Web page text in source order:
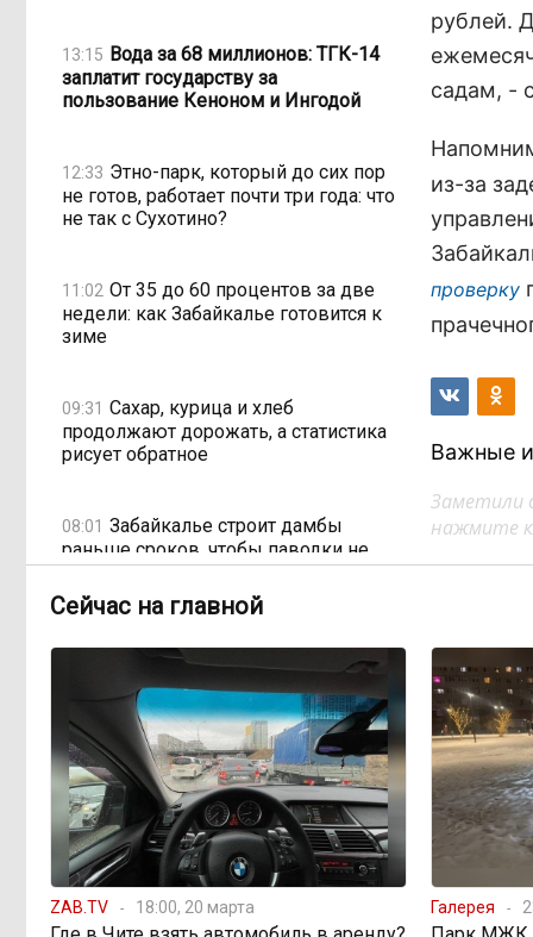
13:15 Вода за 68 миллионов: ТГК-14
заплатит государству за
пользование Кеноном и Ингодой
12:33 Этно-парк, который до сих пор
не готов, работает почти три года: что
не так с Сухотино?
11:02 От 35 до 60 процентов за две
недели: как Забайкалье готовится к
зиме
09:31 Сахар, курица и хлеб
продолжают дорожать, а статистика
рисует обратное
08:01 Забайкалье строит дамбы
раньше сроков, чтобы паводки не
застали врасплох
18:01, Вчера Погодные качели в
Забайкалье: прогноз синоптиков на
ближайшие выходные
16:58, Вчера Консультанты
возглавили рейтинг самых
высокооплачиваемых подработок
за смену в ДФО
15:02, Вчера
«Ждать некогда»:
жители подтопленного Угдана
рублей.
садам, -
из-за
проверку
Важные
Заметили
нажмите
Сейчас на главной
ZAB.TV 18:00, 20 марта Галерея